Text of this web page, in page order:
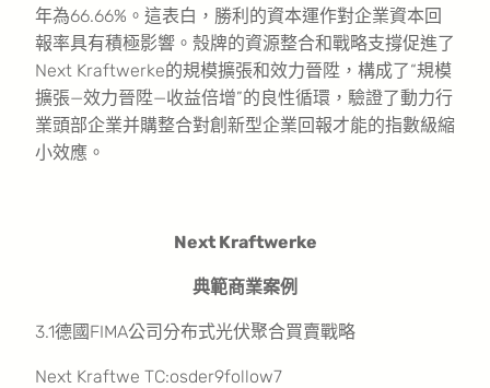
年為66.66%。這表白，勝利的資本運作對企業資本回
報率具有積極影響。殼牌的資源整合和戰略支撐促進了
Next Kraftwerke的規模擴張和效力晉陞，構成了“規模
擴張—效力晉陞—收益倍增”的良性循環，驗證了動力行
業頭部企業并購整合對創新型企業回報才能的指數級縮
小效應。
Next Kraftwerke
典範商業案例
3.1德國FIMA公司分布式光伏聚合買賣戰略
Next Kraftwe TC:osder9follow7